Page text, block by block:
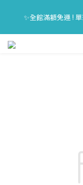
✨全館滿額免運 !
🔥618年中購物節｜全